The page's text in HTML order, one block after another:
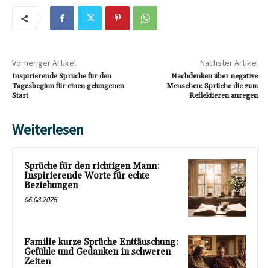
Vorheriger Artikel
Inspirierende Sprüche für den
Tagesbeginn für einen gelungenen
Start
Nächster Artikel
Nachdenken über negative
Menschen: Sprüche die zum
Reflektieren anregen
Weiterlesen
Sprüche für den richtigen Mann:
Inspirierende Worte für echte
Beziehungen
06.08.2026
Familie kurze Sprüche Enttäuschung:
Gefühle und Gedanken in schweren
Zeiten